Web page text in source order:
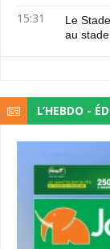
15:31
Le
au
L’HEBDO -